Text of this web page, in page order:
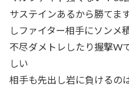
サステインあるから勝てま
しファイター相手にソンメ
不尽ダメトレしたり握撃W
しい
相手も先出し岩に負けるの